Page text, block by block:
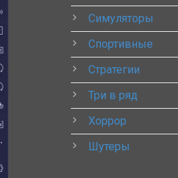
Симуляторы
Спортивные
Стратегии
Три в ряд
Хоррор
Шутеры